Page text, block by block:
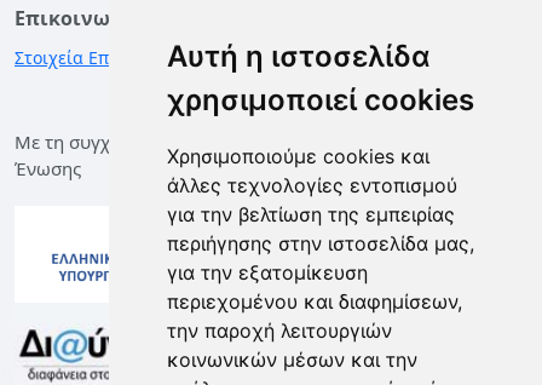
Αυτή η ιστοσελίδα
χρησιμοποιεί cookies
Χρησιμοποιούμε cookies και
άλλες τεχνολογίες εντοπισμού
για την βελτίωση της εμπειρίας
περιήγησης στην ιστοσελίδα μας,
για την εξατομίκευση
περιεχομένου και διαφημίσεων,
την παροχή λειτουργιών
κοινωνικών μέσων και την
Επικοινωνία
Στοιχεία Επικοινωνίας
Με τη συγχρηματοδότηση της Ελλάδας και της Ευρωπαϊκής
Ένωσης